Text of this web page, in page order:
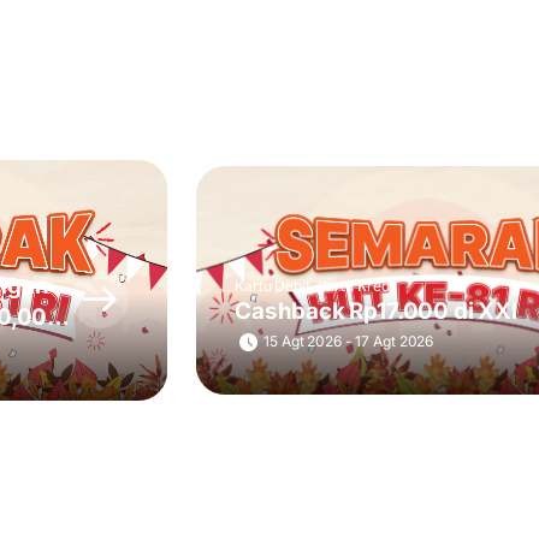
Kartu Debit, Kartu Kredit
Cashback Rp17.000 di XXI
15 Agt 2026 - 17 Agt 2026